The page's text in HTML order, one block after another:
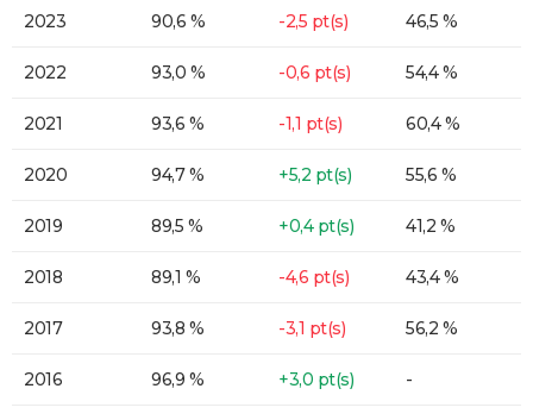
2023 90,6 % -2,5 pt(s) 46,5 %
2022 93,0 % -0,6 pt(s) 54,4 %
2021 93,6 % -1,1 pt(s) 60,4 %
2020 94,7 % +5,2 pt(s) 55,6 %
2019 89,5 % +0,4 pt(s) 41,2 %
2018 89,1 % -4,6 pt(s) 43,4 %
2017 93,8 % -3,1 pt(s) 56,2 %
2016 96,9 % +3,0 pt(s) -